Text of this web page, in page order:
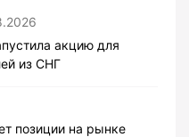
акцию для
из СНГ
позиции на рынке